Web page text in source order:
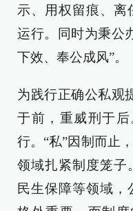
示、用权留痕、离
运行。同时为秉公
下效、奉公成风”。
为践行正确公私观
于前，重威刑于
行。“私”因制而止
领域扎紧制度笼子
民生保障等领域，